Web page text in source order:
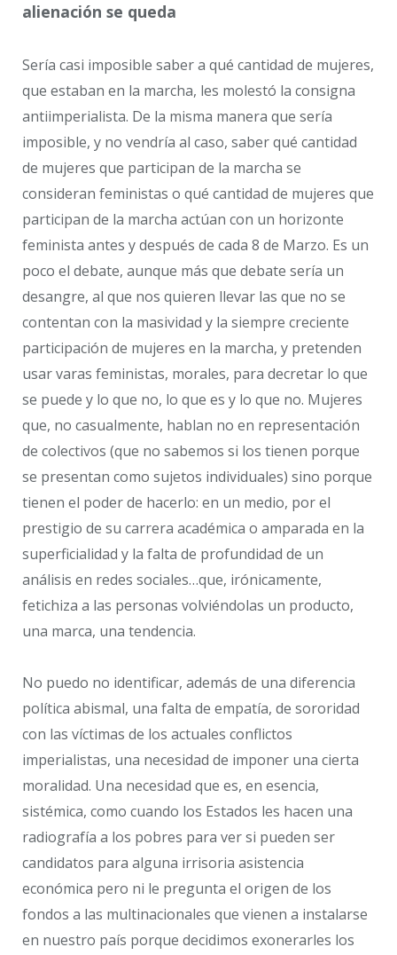
alienación se queda
Sería casi imposible saber a qué cantidad de mujeres,
que estaban en la marcha, les molestó la consigna
antiimperialista. De la misma manera que sería
imposible, y no vendría al caso, saber qué cantidad
de mujeres que participan de la marcha se
consideran feministas o qué cantidad de mujeres que
participan de la marcha actúan con un horizonte
feminista antes y después de cada 8 de Marzo. Es un
poco el debate, aunque más que debate sería un
desangre, al que nos quieren llevar las que no se
contentan con la masividad y la siempre creciente
participación de mujeres en la marcha, y pretenden
usar varas feministas, morales, para decretar lo que
se puede y lo que no, lo que es y lo que no. Mujeres
que, no casualmente, hablan no en representación
de colectivos (que no sabemos si los tienen porque
se presentan como sujetos individuales) sino porque
tienen el poder de hacerlo: en un medio, por el
prestigio de su carrera académica o amparada en la
superficialidad y la falta de profundidad de un
análisis en redes sociales…que, irónicamente,
fetichiza a las personas volviéndolas un producto,
una marca, una tendencia.
No puedo no identificar, además de una diferencia
política abismal, una falta de empatía, de sororidad
con las víctimas de los actuales conflictos
imperialistas, una necesidad de imponer una cierta
moralidad. Una necesidad que es, en esencia,
sistémica, como cuando los Estados les hacen una
radiografía a los pobres para ver si pueden ser
candidatos para alguna irrisoria asistencia
económica pero ni le pregunta el origen de los
fondos a las multinacionales que vienen a instalarse
en nuestro país porque decidimos exonerarles los